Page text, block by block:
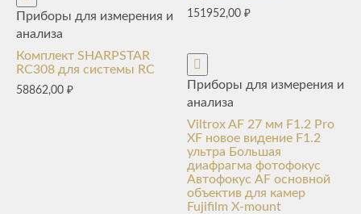
Приборы для измерения и
анализа
Комплект SHARPSTAR
RC308 для системы RC
58862,00 ₽
151952,00₽
Приборы для измерения и
анализа
Viltrox AF 27 мм F1.2 Pro
XF новое видение F1.2
ультра Большая
диафрагма фотофокус
Автофокус AF основной
объектив для камер
Fujifilm X-mount